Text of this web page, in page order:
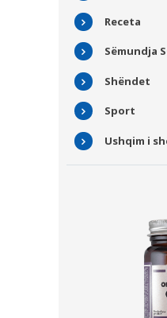
Receta
Sëmundja
Shëndet
Sport
Ushqim i